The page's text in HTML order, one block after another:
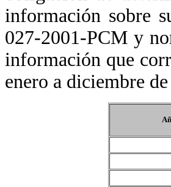
información sobre
027-2001-PCM y
información que
enero a diciembre